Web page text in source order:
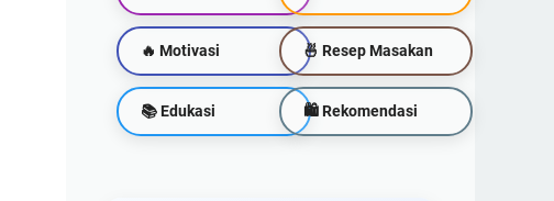
🔥 Motivasi
📚 Edukasi
🍜 Resep Masakan
🛍 Rekomendasi